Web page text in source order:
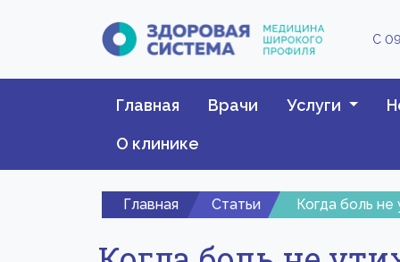
С
Главная Врачи Услуги
О клинике
Главная Статьи Когда боль